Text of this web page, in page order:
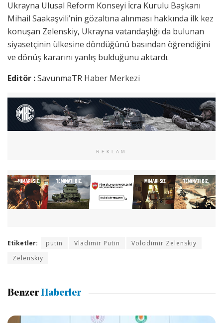
Ukrayna Ulusal Reform Konseyi İcra Kurulu Başkanı
Mihail Saakaşvili’nin gözaltına alınması hakkında ilk kez
konuşan Zelenskiy, Ukrayna vatandaşlığı da bulunan
siyasetçinin ülkesine döndüğünü basından öğrendiğini
ve dönüş kararını yanlış bulduğunu aktardı.
Editör :SavunmaTR Haber Merkezi
REKLAM
Etiketler: putin Vladimir Putin
Volodimir Zelenskiy
Zelenskiy
Benzer Haberler